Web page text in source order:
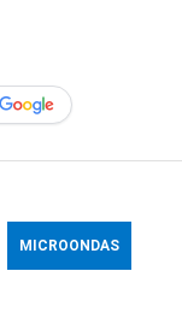
MICROONDAS